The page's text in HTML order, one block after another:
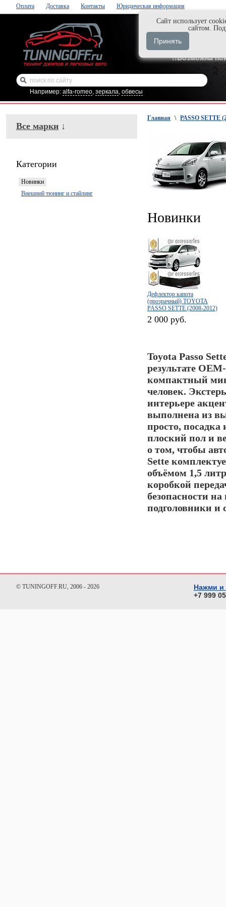
Оплата Доставка Контакты Юридическая информация
Нажми и
+7-929-495-
!!Возможна
Например: alfa-romeo, зеркала, обвесы
Все марки ↓
Категории
Новинки
Внешний тюнинг и стайлинг
Главная \ PASSO SETTE
Новинки
Дефлектор капота
(прозрачный) TOYOTA
PASSO SETTE (2008-2012)
2 000 руб.
Toyota Passo
результате
компактный
человек.
интерьере
выполнена из
просто, посадка
плоский пол и
о том, чтобы
Sette
объёмом 1,5
коробкой
безопасности
подголовники и
© TUNINGOFF.RU, 2006 - 2026
Нажми и
+7 999
Cайт использует
сайтом.
Принять